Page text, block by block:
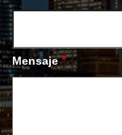
Mensaje *